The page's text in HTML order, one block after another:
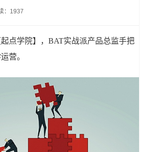
：1937
点学院】，BAT实战派产品总监手把
营。